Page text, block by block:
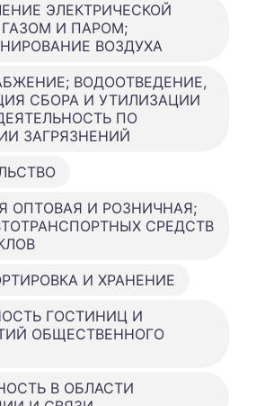
ЭЛЕКТРИЧЕСКОЙ
ГАЗОМ И ПАРОМ;
ВОЗДУХА
ВОДООТВЕДЕНИЕ,
СБОРА И УТИЛИЗАЦИИ
ПО
ЗАГРЯЗНЕНИЙ
ОПТОВАЯ И РОЗНИЧНАЯ;
СРЕДСТВ
И ХРАНЕНИЕ
ГОСТИНИЦ И
ОБЩЕСТВЕННОГО
В ОБЛАСТИ